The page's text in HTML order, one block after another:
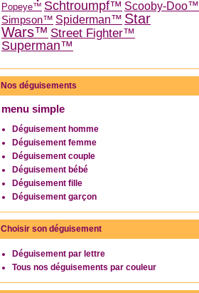
Popeye™ Schtroumpf™ Scooby-Doo™
Simpson™ Spiderman™ Star
Wars™ Street Fighter™
Superman™
Nos déguisements
menu simple
Déguisement homme
Déguisement femme
Déguisement couple
Déguisement bébé
Déguisement fille
Déguisement garçon
Choisir son déguisement
Déguisement par lettre
Tous nos déguisements par couleur